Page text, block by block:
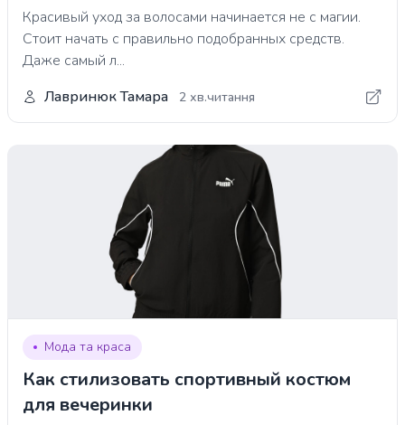
Красивый уход за волосами начинается не с магии.
Стоит начать с правильно подобранных средств.
Даже самый л...
Лавринюк Тамара
2 хв.читання
Мода та краса
Как стилизовать спортивный костюм
для вечеринки